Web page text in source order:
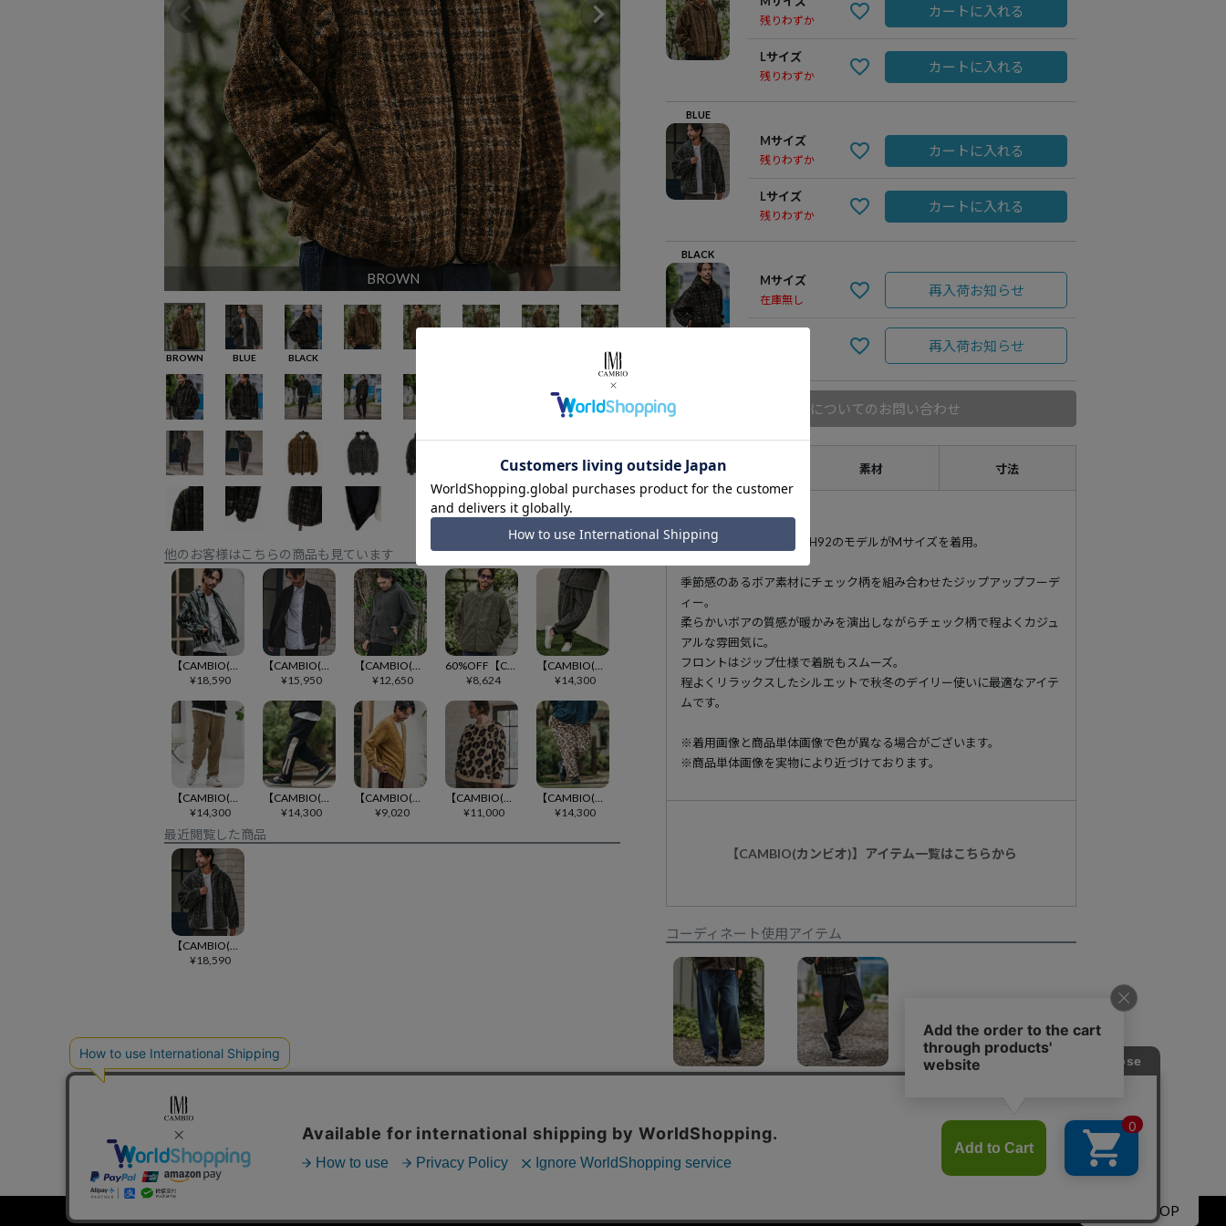
BROWN BLUE
BROWN BLUE BLACK
他のお客様はこちらの商品も見ています
¥18,590
¥15,950
¥12,650
¥8,624
¥14,300
¥14,300
¥14,300
¥9,020
¥11,000
¥14,300
最近閲覧した商品
¥18,590
残りわずか
カートに入れる
Lサイズ
残りわずか
カートに入れる
BLUE
Mサイズ
残りわずか
カートに入れる
Lサイズ
残りわずか
カートに入れる
BLACK
Mサイズ
在庫無し
再入荷お知らせ
再入荷お知らせ
商品についてのお問い合わせ
アイテム説明 素材 寸法
182cm B93cm-W75cm-H92のモデルがMサイズを着用。
季節感のあるボア素材にチェック柄を組み合わせたジップアップフーデ
ィー。
柔らかいボアの質感が暖かみを演出しながらチェック柄で程よくカジュ
アルな雰囲気に。
フロントはジップ仕様で着脱もスムーズ。
程よくリラックスしたシルエットで秋冬のデイリー使いに最適なアイテ
ムです。
※着用画像と商品単体画像で色が異なる場合がございます。
※商品単体画像を実物により近づけております。
【CAMBIO(カンビオ)】アイテム一覧はこちらから
コーディネート使用アイテム
【CAMBIO(カンビオ)】Arch Leg Easy Pants イージーパンツ(AI-252-002) 【CAMBIO(カンビオ)】Used Like Print Sweat Tuck Pants スウェットパンツ(CMP-252-006)
▲PAGE TOP